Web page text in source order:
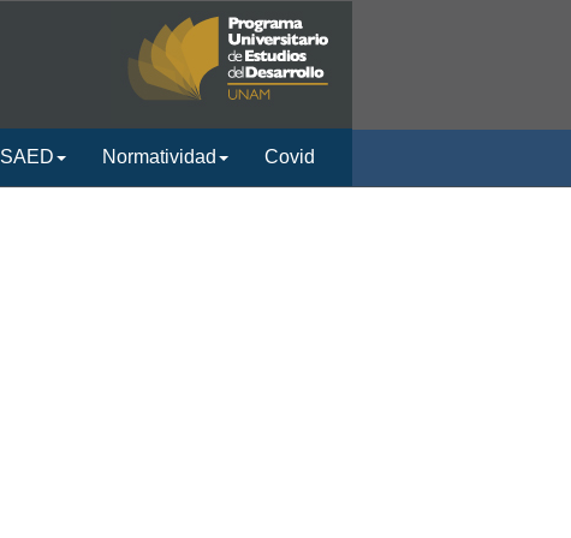
SAED Normatividad Covid